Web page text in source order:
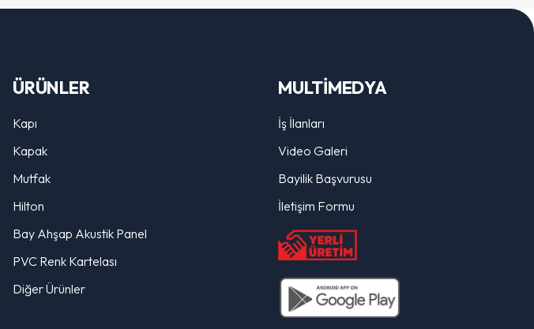
ÜRÜNLER
Kapı
Kapak
Mutfak
Hilton
Bay Ahşap Akustik Panel
PVC Renk Kartelası
Diğer Ürünler
MULTİMEDYA
İş İlanları
Video Galeri
Bayilik Başvurusu
İletişim Formu